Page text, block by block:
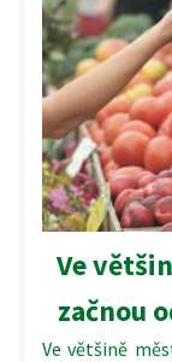
Ve
začnou
Ve většině